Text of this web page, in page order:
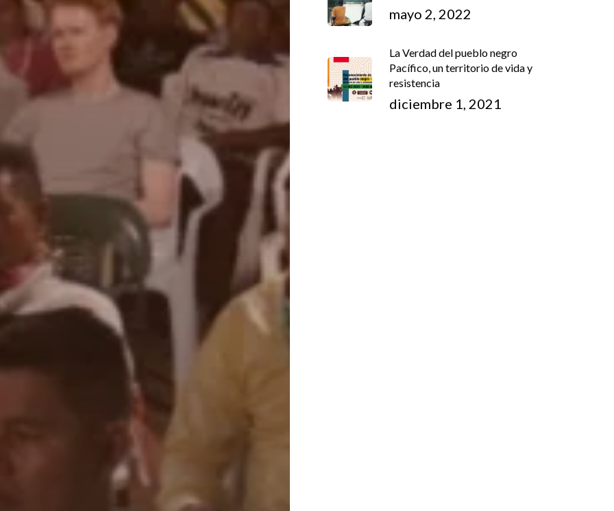
mayo 2, 2022
La Verdad del pueblo negro
Pacífico, un territorio de vida y
resistencia
diciembre 1, 2021